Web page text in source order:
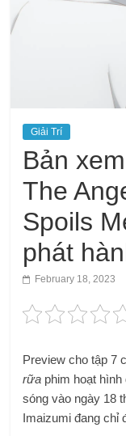
Giải Trí
Bản
The
Spoils
phát
February 18, 2023
Preview cho tập 7
rữa phim hoạt
sóng vào ngày 18
Imaizumi đang chỉ